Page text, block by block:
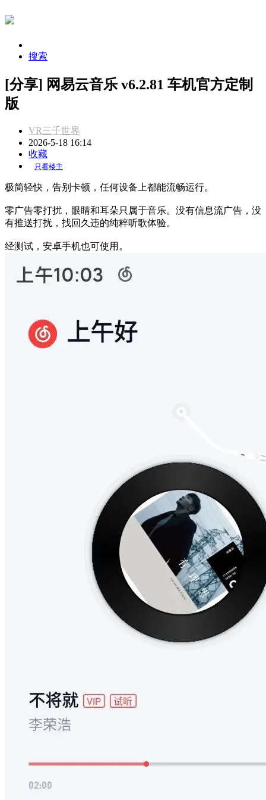
搜索
[分享] 网易云音乐 v6.2.81 车机官方定制
版
VR三千世界
2026-5-18 16:14
收藏
只看楼主
极简轻快，告别卡顿，任何设备上都能流畅运行。
零广告零打扰，眼睛和耳朵只属于音乐。没有信息流广告，没
有推送打扰，找回久违的纯粹听歌体验。
经测试，安卓手机也可使用。